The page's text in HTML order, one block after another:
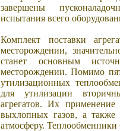
завершены
испытания всего
Комплект поставки
месторождении,
станет основным
месторождении. Помимо
утилизационных
для утилизации
агрегатов. Их
выхлопных газов, а
атмосферу. Теплообменники